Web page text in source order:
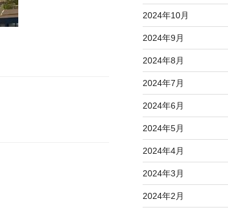
2024年10月
2024年9月
2024年8月
2024年7月
2024年6月
2024年5月
2024年4月
2024年3月
2024年2月